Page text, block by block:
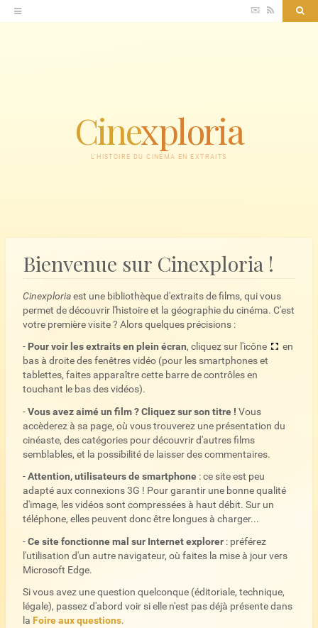
Accéder
au
✉ RSS
Cinexploria
L'HISTOIRE DU CINÉMA EN EXTRAITS
Bienvenue sur Cinexploria !
Cinexploriaest une bibliothèque d'extraits de films, qui vous
permet de découvrir l'histoire et la géographie du cinéma. C'est
votre première visite ? Alors quelques précisions :
- Pour voir les extraits en plein écran, cliquez sur l'icône
en
bas à droite des fenêtres vidéo (pour les smartphones et
tablettes, faites apparaître cette barre de contrôles en
touchant le bas des vidéos).
-Vous avez aimé un film ? Cliquez sur son titre ! Vous
accèderez à sa page, où vous trouverez une présentation du
cinéaste, des catégories pour découvrir d'autres films
semblables, et la possibilité de laisser des commentaires.
-Attention, utilisateurs de smartphone : ce site est peu
adapté aux connexions 3G ! Pour garantir une bonne qualité
d'image, les vidéos sont compressées à haut débit. Sur un
téléphone, elles peuvent donc être longues à charger...
-Ce site fonctionne mal sur Internet explorer : préférez
l'utilisation d'un autre navigateur, où faites la mise à jour vers
Microsoft Edge.
Si vous avez une question quelconque (éditoriale, technique,
légale), passez d'abord voir si elle n'est pas déjà présente dans
la Foire aux questions.